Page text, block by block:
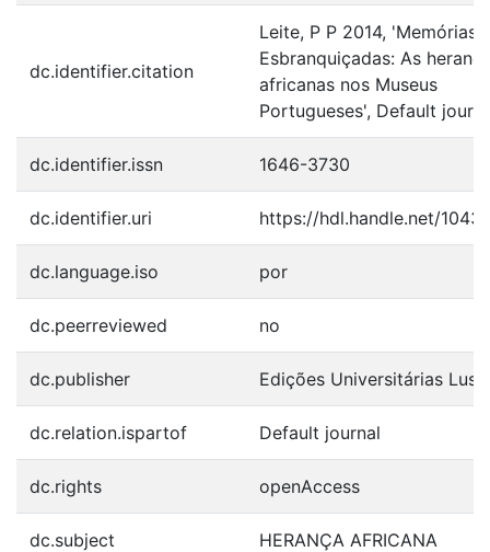
dc.identifier.citation
Leite, P P 2014, 'Memórias
Esbranquiçadas: As
africanas nos Museus
Portugueses', Default
dc.identifier.issn 1646-3730
dc.identifier.uri https://hdl.handle.net/
dc.language.iso por
dc.peerreviewed no
dc.publisher Edições Universitárias
dc.relation.ispartof Default journal
dc.rights openAccess
dc.subject HERANÇA AFRICANA